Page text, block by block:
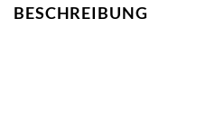
BESCHREIBUNG